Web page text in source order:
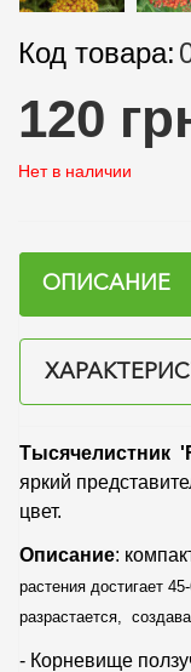
Код товара:
120
Нет в наличии
ОПИСАНИЕ
Тысячелистник
яркий
цвет.
Описание:
растения достигает
разрастается,
- Корневище